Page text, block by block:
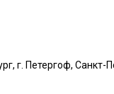
г. Петергоф, Санкт-